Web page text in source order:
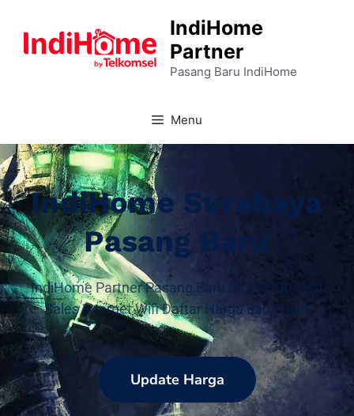
IndiHome
Partner
Pasang Baru IndiHome
Menu
IndiHome Surabaya
Pasang Baru
IndiHome Partner Pasang Baru 081331904324
Sales Internet Wifi Daftar Harga dan Paket
Update Harga